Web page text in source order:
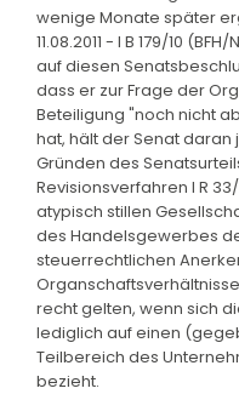
wenige Monate später
11.08.2011 - I B 179/10
auf diesen
dass er zur Frage der
Beteiligung "noch nicht
hat, hält der Senat daran
Gründen des
Revisionsverfahren I R
atypisch stillen
des Handelsgewerbes
steuerrechtlichen
recht gelten, wenn sich
lediglich auf einen
Teilbereich des
bezieht.